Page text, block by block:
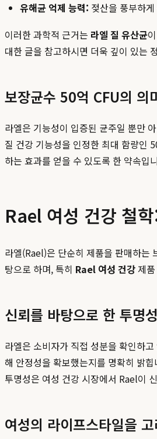
유해균 억제 능력: 젖산을 풍부하
이러한 과학적 근거는 라엘 질 유산균
대한 글을 참고하시면 더욱 깊이 있는
보장균수 50억 CFU의 의
라엘은 기능성이 입증된 균주일 뿐만
질 건강 기능성을 인정한 최대 함량인
하는 효과를 얻을 수 있도록 한 약속입
Rael 여성 건강 철
라엘(Rael)은 단순히 제품을 판매하는
탕으로 하며, 특히 Rael 여성 건강제
신뢰를 바탕으로 한 투명성
라엘은 소비자가 직접 성분을 확인하
해 안정성을 확보했는지를 명확히 밝
투명성은 여성 건강 시장에서 Rael이
여성의 라이프스타일을